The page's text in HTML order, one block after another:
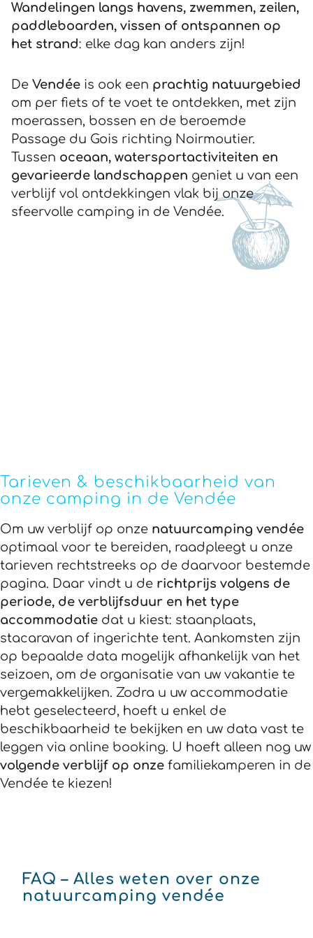
Wandelingen langs havens, zwemmen, zeilen,
paddleboarden, vissen of ontspannen op
het strand: elke dag kan anders zijn!
De Vendée is ook een prachtig natuurgebied
om per fiets of te voet te ontdekken, met zijn
moerassen, bossen en de beroemde
Passage du Gois richting Noirmoutier.
Tussen oceaan, watersportactiviteiten en
gevarieerde landschappen geniet u van een
verblijf vol ontdekkingen vlak bij onze
sfeervolle camping in de Vendée.
Tarieven & beschikbaarheid van
onze camping in de Vendée
Om uw verblijf op onze natuurcamping vendée
optimaal voor te bereiden, raadpleegt u onze
tarieven rechtstreeks op de daarvoor bestemde
pagina. Daar vindt u de richtprijs volgens de
periode, de verblijfsduur en het type
accommodatie dat u kiest: staanplaats,
stacaravan of ingerichte tent. Aankomsten zijn
op bepaalde data mogelijk afhankelijk van het
seizoen, om de organisatie van uw vakantie te
vergemakkelijken. Zodra u uw accommodatie
hebt geselecteerd, hoeft u enkel de
beschikbaarheid te bekijken en uw data vast te
leggen via online booking. U hoeft alleen nog uw
volgende verblijf op onze familiekamperen in de
Vendée te kiezen!
FAQ – Alles weten over onze
natuurcamping vendée